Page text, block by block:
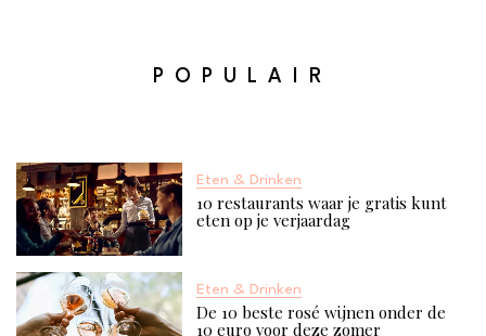
POPULAIR
Eten & Drinken
10 restaurants waar je gratis kunt
eten op je verjaardag
Eten & Drinken
De 10 beste rosé wijnen onder de
10 euro voor deze zomer